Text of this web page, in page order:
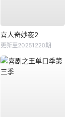
喜人奇妙夜2
更新至20251220期